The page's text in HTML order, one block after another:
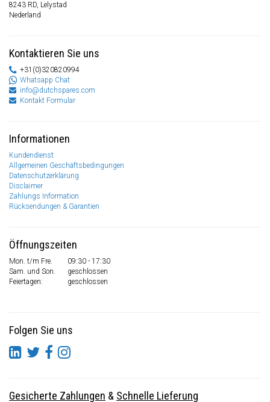
8243 RD, Lelystad
Nederland
Kontaktieren Sie uns
+31(0)320820994
Whatsapp Chat
info@dutchspares.com
Kontakt Formular
Informationen
Kundendienst
Allgemeinen Geschäftsbedingungen
Datenschutzerklärung
Disclaimer
Zahlungs Information
Rücksendungen & Garantien
Öffnungszeiten
Mon. t/m Fre.
09:30 - 17:30
Sam. und Son.
geschlossen
Feiertagen:
geschlossen
Folgen Sie uns
Gesicherte Zahlungen & Schnelle Lieferung